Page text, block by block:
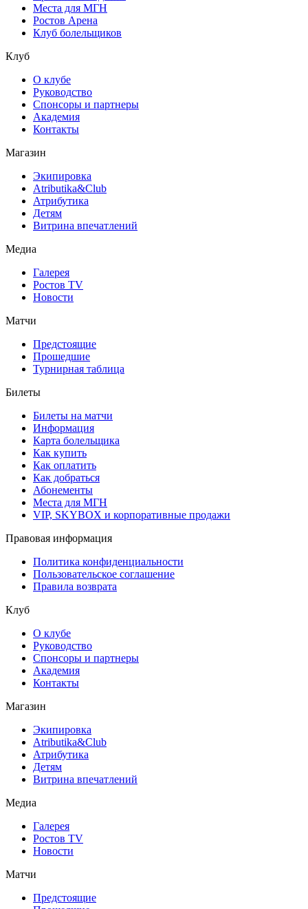
Места для МГН
Ростов Арена
Клуб болельщиков
Клуб
О клубе
Руководство
Спонсоры и партнеры
Академия
Контакты
Магазин
Экипировка
Atributika&Club
Атрибутика
Детям
Витрина впечатлений
Медиа
Галерея
Ростов TV
Новости
Матчи
Предстоящие
Прошедшие
Турнирная таблица
Билеты
Билеты на матчи
Информация
Карта болельщика
Как купить
Как оплатить
Как добраться
Абонементы
Места для МГН
VIP, SKYBOX и корпоративные продажи
Правовая информация
Политика конфиденциальности
Пользовательское соглашение
Правила возврата
Клуб
О клубе
Руководство
Спонсоры и партнеры
Академия
Контакты
Магазин
Экипировка
Atributika&Club
Атрибутика
Детям
Витрина впечатлений
Медиа
Галерея
Ростов TV
Новости
Матчи
Предстоящие